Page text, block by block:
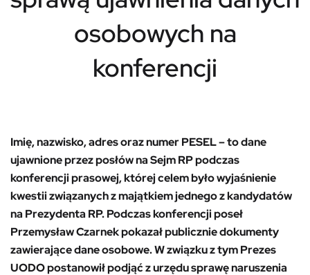
osobowych na
konferencji
Imię, nazwisko, adres oraz numer PESEL – to dane
ujawnione przez posłów na Sejm RP podczas
konferencji prasowej, której celem było wyjaśnienie
kwestii związanych z majątkiem jednego z kandydatów
na Prezydenta RP. Podczas konferencji poseł
Przemysław Czarnek pokazał publicznie dokumenty
zawierające dane osobowe. W związku z tym Prezes
UODO postanowił podjąć z urzędu sprawę naruszenia